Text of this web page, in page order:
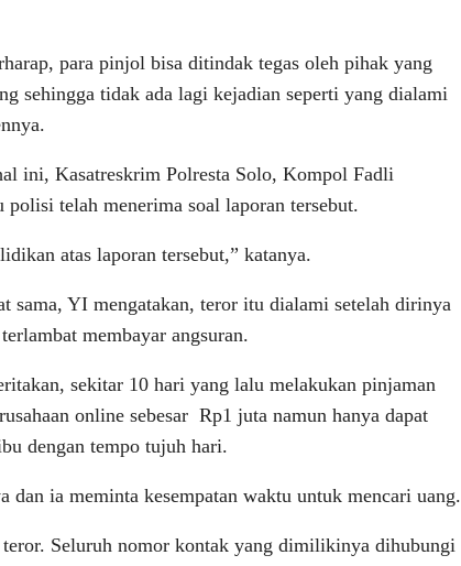
para pinjol bisa ditindak tegas oleh pihak yang
sehingga tidak ada lagi kejadian seperti yang dialami
ini, Kasatreskrim Polresta Solo, Kompol Fadli
polisi telah menerima soal laporan tersebut.
atas laporan tersebut,” katanya.
sama, YI mengatakan, teror itu dialami setelah dirinya
membayar angsuran.
sekitar 10 hari yang lalu melakukan pinjaman
online sebesar Rp1 juta namun hanya dapat
dengan tempo tujuh hari.
ia meminta kesempatan waktu untuk mencari uang.
Seluruh nomor kontak yang dimilikinya dihubungi